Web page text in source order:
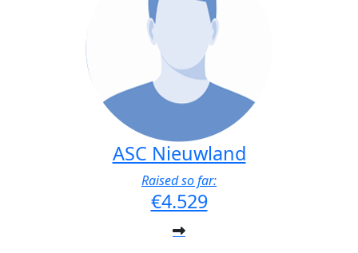
ASC Nieuwland
Raised so far:
€4.529